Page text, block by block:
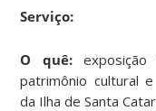
Serviço:
O quê:exposição
patrimônio cultural
da Ilha de Santa